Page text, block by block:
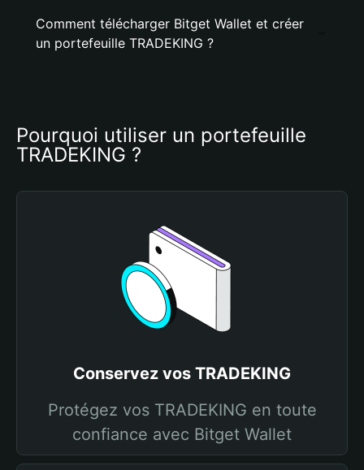
Comment télécharger Bitget Wallet et créer
un portefeuille TRADEKING ?
Pourquoi utiliser un portefeuille
TRADEKING ?
Conservez vos TRADEKING
Protégez vos TRADEKING en toute
confiance avec Bitget Wallet